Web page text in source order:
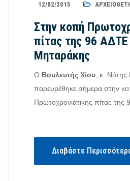
12/02/2015
Στην κοπή
πίτας της 96
Μηταράκης
Ο Βουλευτής Χίου , κ.
παρευρέθηκε σήμερα στην
Πρωτοχρονιάτικης πίτας της
Διαβάστε